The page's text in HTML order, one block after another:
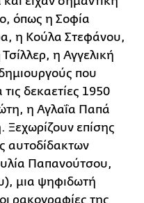
όπως η Σοφία
η Κούλα Στεφάνου,
η Αγγελική
που
δεκαετίες 1950
η Αγλαΐα Παπά
Ξεχωρίζουν επίσης
αυτοδίδακτων
Παπανούτσου,
μια ψηφιδωτή
ρακογραφίες της